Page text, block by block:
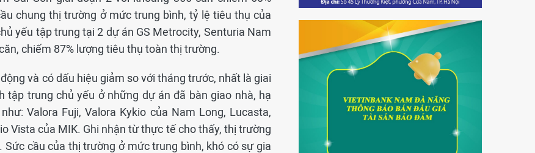
chung thị trường ở mức trung bình, tỷ lệ tiêu thụ của
yếu tập trung tại 2 dự án GS Metrocity, Senturia Nam
chiếm 87% lượng tiêu thụ toàn thị trường.
và có dấu hiệu giảm so với tháng trước, nhất là giai
tập trung chủ yếu ở những dự án đã bàn giao nhà, hạ
Valora Fuji, Valora Kykio của Nam Long, Lucasta,
Vista của MIK. Ghi nhận từ thực tế cho thấy, thị trường
cầu của thị trường ở mức trung bình, khó có sự gia